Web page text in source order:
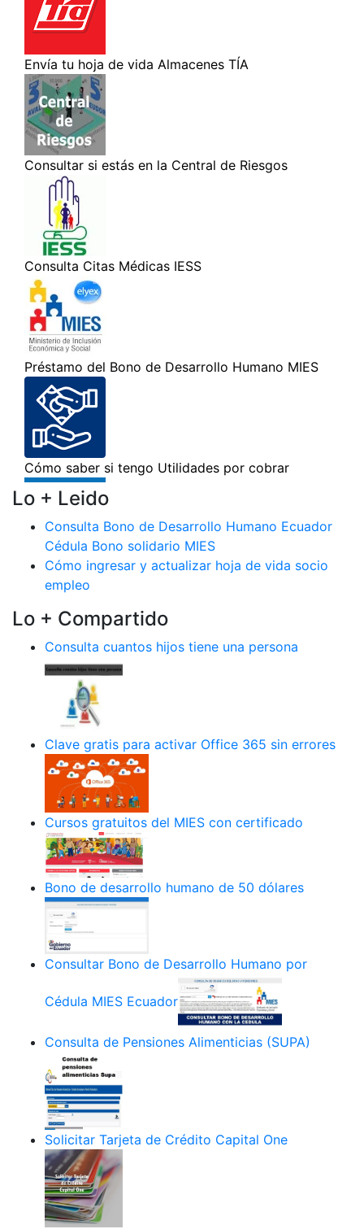
Lo + Leido
Consulta Bono de Desarrollo Humano Ecuador
Cédula Bono solidario MIES
Cómo ingresar y actualizar hoja de vida socio
empleo
Lo + Compartido
Consulta cuantos hijos tiene una persona
Clave gratis para activar Office 365 sin errores
Cursos gratuitos del MIES con certificado
Bono de desarrollo humano de 50 dólares
Consultar Bono de Desarrollo Humano por
Cédula MIES Ecuador
Consulta de Pensiones Alimenticias (SUPA)
Solicitar Tarjeta de Crédito Capital One